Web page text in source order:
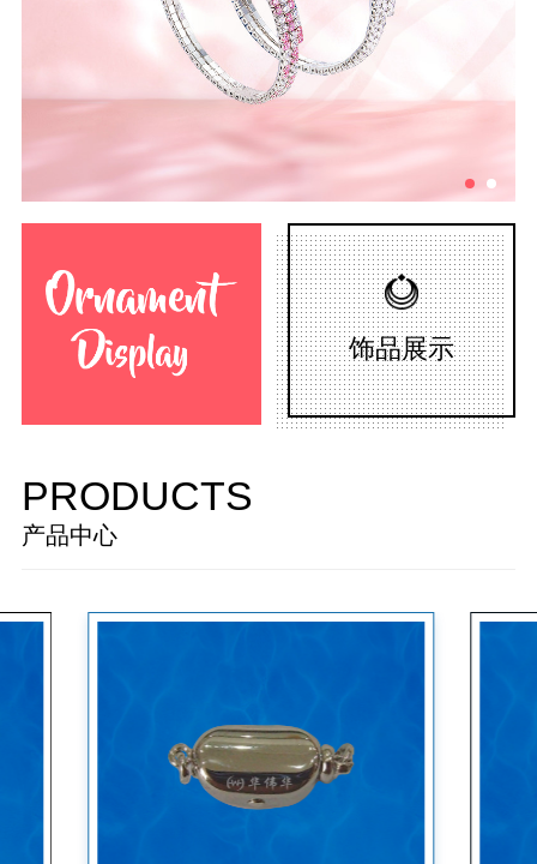
饰品展示
PRODUCTS
产品中心